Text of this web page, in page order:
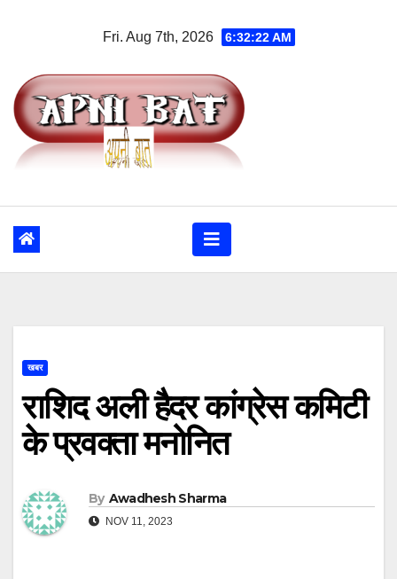
Fri. Aug 7th, 2026 6:32:23 AM
खबर
राशिद अली हैदर कांग्रेस कमिटी
के प्रवक्ता मनोनित
By Awadhesh Sharma
NOV 11, 2023